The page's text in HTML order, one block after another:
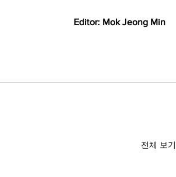
Editor: Mok Jeong Min
전체 보기